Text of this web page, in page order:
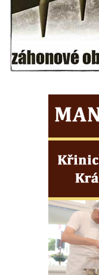
Milešovka
Radobýl
Švarcvaldská
divadle u Hamru
Geopark
Jeskyně Pusté
Jeskyně
Skalní okna
Slavíček
Jeskyně Staré
Hlídková jeskyně